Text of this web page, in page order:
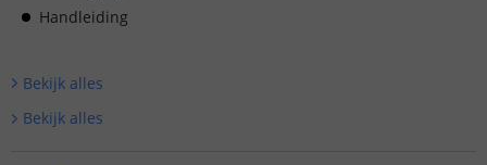
Handleiding
Bekijk alles
Bekijk alles